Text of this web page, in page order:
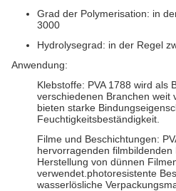
Grad der Polymerisation: in
3000
Hydrolysegrad: in der Regel
Anwendung:
Klebstoffe: PVA 1788 wird als
verschiedenen Branchen weit
bieten starke
Feuchtigkeitsbeständigkeit.
Filme und Beschichtungen:
hervorragenden filmbildenden
Herstellung von dünnen
verwendet.photoresistente
wasserlösliche